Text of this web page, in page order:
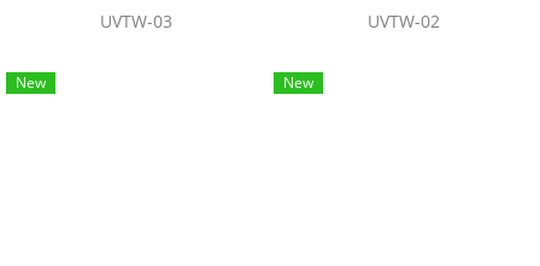
UVTW-03
UVTW-02
New New